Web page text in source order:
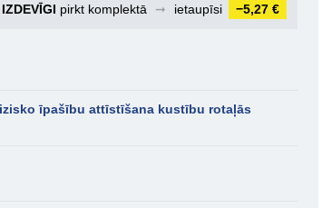
IZDEVĪGI pirkt komplektā ➞ ietaupīsi −5,27 €
īpašību attīstīšana kustību rotaļās